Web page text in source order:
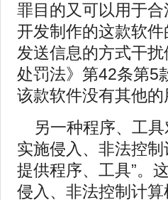
罪目的又可以用于
开发制作的这款软
发送信息的方式干
处罚法》第42条第5
该款软件没有其他的
另一种程序、工
实施侵入、非法控
提供程序、工具”。
侵入、非法控制计